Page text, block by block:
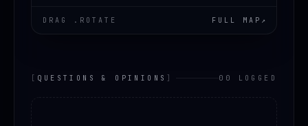
DRAG .ROTATE FULL MAP ↗
[ QUESTIONS & OPINIONS ] 00 LOGGED